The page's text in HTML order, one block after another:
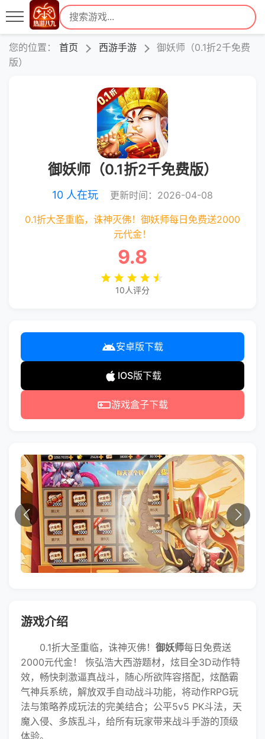
您的位置： 首页 西游手游
御妖师（0.1折2千免费
版）
御妖师（0.1折2千免费版）
10 人在玩 更新时间：2026-04-08
0.1折大圣重临，诛神灭佛！御妖师每日免费送2000
元代金！
9.8
10人评分
安卓版下载
IOS版下载
游戏盒子下载
游戏介绍
0.1折大圣重临，诛神灭佛！ 御妖师每日免费送
2000元代金！ 恢弘浩大西游题材，炫目全3D动作特
效，畅快刺激逼真战斗，随心所欲阵容搭配，炫酷霸
气神兵系统，解放双手自动战斗功能，将动作RPG玩
法与策略养成玩法的完美结合；公平5v5 PK斗法，天
魔入侵、多族乱斗，给所有玩家带来战斗手游的顶级
体验。